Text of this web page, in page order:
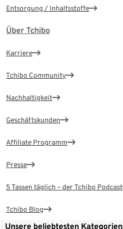
Entsorgung / Inhaltsstoffe
Über Tchibo
Karriere
Tchibo Community
Nachhaltigkeit
Geschäftskunden
Affiliate Programm
Presse
5 Tassen täglich – der Tchibo Podcast
Tchibo Blog
Unsere beliebtesten Kategorien